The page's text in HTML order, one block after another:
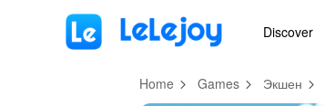
Discover
Home Games Экшен